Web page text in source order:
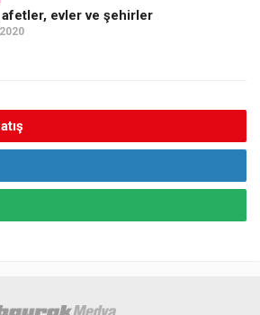
afetler, evler ve şehirler